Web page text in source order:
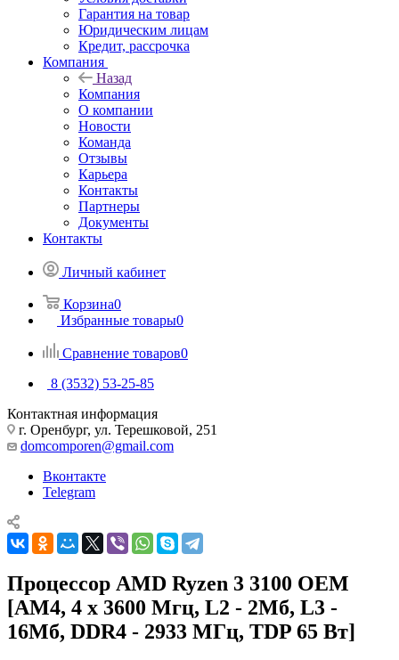
Гарантия на товар
Юридическим лицам
Кредит, рассрочка
Компания
Назад
Компания
О компании
Новости
Команда
Отзывы
Карьера
Контакты
Партнеры
Документы
Контакты
Личный кабинет
Корзина0
Избранные товары0
Сравнение товаров0
8 (3532) 53-25-85
Контактная информация
г. Оренбург, ул. Терешковой, 251
domcomporen@gmail.com
Вконтакте
Telegram
Процессор AMD Ryzen 3 3100 OEM
[AM4, 4 x 3600 Мгц, L2 - 2Мб, L3 -
16Мб, DDR4 - 2933 МГц, TDP 65 Вт]